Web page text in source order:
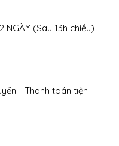
(Sau 13h chiều)
- Thanh toán tiện